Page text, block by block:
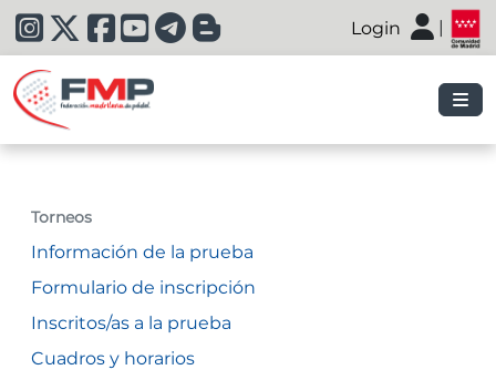
|
Login |
Torneos
Información de la prueba
Formulario de inscripción
Inscritos/as a la prueba
Cuadros y horarios